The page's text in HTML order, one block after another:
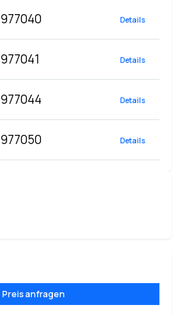
977040 Details
977041 Details
977044 Details
977050 Details
Preis anfragen